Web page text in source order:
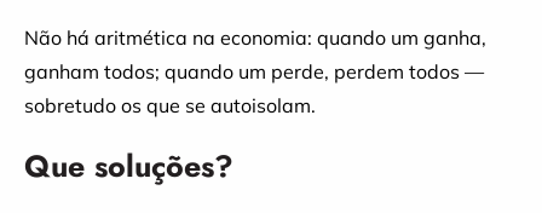
Não há aritmética na economia: quando um ganha,
ganham todos; quando um perde, perdem todos —
sobretudo os que se autoisolam.
Que soluções?